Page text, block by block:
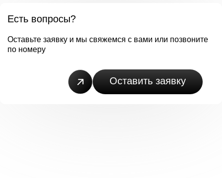
Есть вопросы?
Оставьте заявку и мы свяжемся с вами или позвоните
по номеру
Оставить заявку